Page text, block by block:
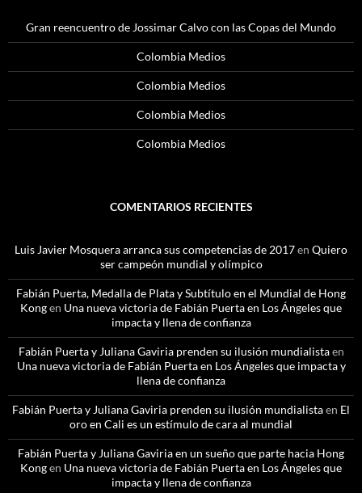
Gran reencuentro de Jossimar Calvo con las Copas del Mundo
Colombia Medios
Colombia Medios
Colombia Medios
Colombia Medios
COMENTARIOS RECIENTES
Luis Javier Mosquera arranca sus competencias de 2017en Quiero
ser campeón mundial y olímpico
Fabián Puerta, Medalla de Plata y Subtítulo en el Mundial de Hong
Kongen Una nueva victoria de Fabián Puerta en Los Ángeles que
impacta y llena de confianza
Fabián Puerta y Juliana Gaviria prenden su ilusión mundialistaen
Una nueva victoria de Fabián Puerta en Los Ángeles que impacta y
llena de confianza
Fabián Puerta y Juliana Gaviria prenden su ilusión mundialistaen El
oro en Cali es un estímulo de cara al mundial
Fabián Puerta y Juliana Gaviria en un sueño que parte hacia Hong
Kongen Una nueva victoria de Fabián Puerta en Los Ángeles que
impacta y llena de confianza